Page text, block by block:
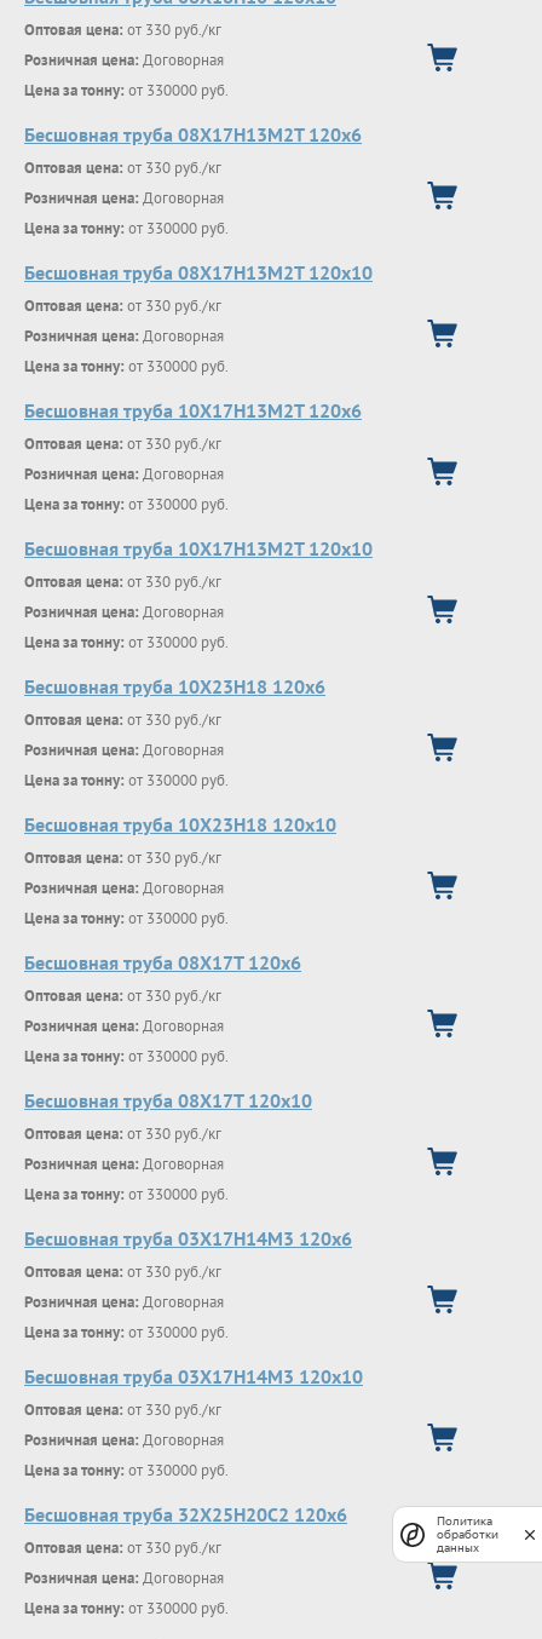
Оптовая цена: от 330 руб./кг
Розничная цена: Договорная
Цена за тонну: от 330000 руб.
Бесшовная труба 08Х17Н13М2Т 120х6
Оптовая цена: от 330 руб./кг
Розничная цена: Договорная
Цена за тонну: от 330000 руб.
Бесшовная труба 08Х17Н13М2Т 120х10
Оптовая цена: от 330 руб./кг
Розничная цена: Договорная
Цена за тонну: от 330000 руб.
Бесшовная труба 10Х17Н13М2Т 120х6
Оптовая цена: от 330 руб./кг
Розничная цена: Договорная
Цена за тонну: от 330000 руб.
Бесшовная труба 10Х17Н13М2Т 120х10
Оптовая цена: от 330 руб./кг
Розничная цена: Договорная
Цена за тонну: от 330000 руб.
Бесшовная труба 10Х23Н18 120х6
Оптовая цена: от 330 руб./кг
Розничная цена: Договорная
Цена за тонну: от 330000 руб.
Бесшовная труба 10Х23Н18 120х10
Оптовая цена: от 330 руб./кг
Розничная цена: Договорная
Цена за тонну: от 330000 руб.
Бесшовная труба 08Х17Т 120х6
Оптовая цена: от 330 руб./кг
Розничная цена: Договорная
Цена за тонну: от 330000 руб.
Бесшовная труба 08Х17Т 120х10
Оптовая цена: от 330 руб./кг
Розничная цена: Договорная
Цена за тонну: от 330000 руб.
Бесшовная труба 03Х17Н14М3 120х6
Оптовая цена: от 330 руб./кг
Розничная цена: Договорная
Цена за тонну: от 330000 руб.
Бесшовная труба 03Х17Н14М3 120х10
Оптовая цена: от 330 руб./кг
Розничная цена: Договорная
Цена за тонну: от 330000 руб.
Бесшовная труба 32Х25Н20С2 120х6
Оптовая цена: от 330 руб./кг
Розничная цена: Договорная
Цена за тонну: от 330000 руб.
Политика
обработки
данных